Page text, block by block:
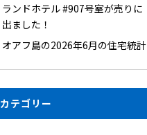
ランドホテル #907号室が売りに
出ました！
オアフ島の2026年6月の住宅統計
カテゴリー